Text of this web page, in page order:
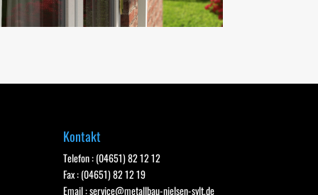
Kontakt
Telefon : (04651) 82 12 12
Fax : (04651) 82 12 19
Email :service@metallbau-nielsen-sylt.de